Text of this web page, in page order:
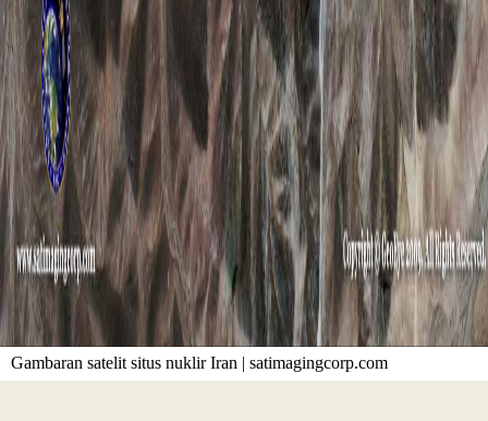
Gambaran satelit situs nuklir Iran | satimagingcorp.com